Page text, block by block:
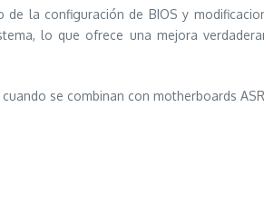
la configuración de BIOS y
lo que ofrece una mejora
se combinan con motherboards